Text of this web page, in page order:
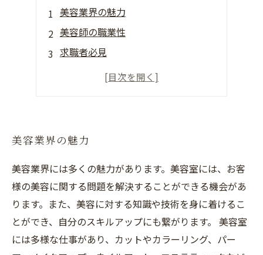
美容業界の魅力
美容師の職業性
求職者必見
美容業界の未来
美容業界の魅力
美容業界には多くの魅力があります。美容室には、お客
様の美容に関する問題を解決することができる機会があ
ります。また、美容に対する知識や技術を身に着けるこ
とができ、自分のスキルアップにも繋がります。 美容室
には多様な仕事があり、カットやカラーリング、パー